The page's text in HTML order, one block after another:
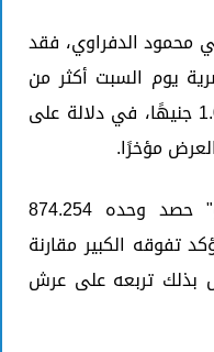
محمود الدفراوي، فقد
يوم السبت أكثر من
مليون جنيه، حيث سجلت 1.036.316 جنيهًا، في دلالة على
مؤخرًا.
الفيلم الكوميدي "سيكو سيكو" حصد وحده 874.254
تذكرة، ليؤكد تفوقه الكبير مقارنة
بذلك تربعه على عرش